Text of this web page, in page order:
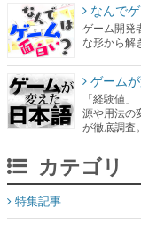
なんで
ゲーム開発
な形から解
ゲーム
「経験値
源や用法の
が徹底調査。
カテゴリ
特集記事